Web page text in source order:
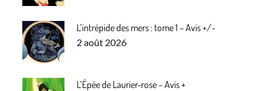
L’intrépide des mers : tome 1 – Avis +/-
Posted
2 août 2026
L’Épée de Laurier-rose – Avis +